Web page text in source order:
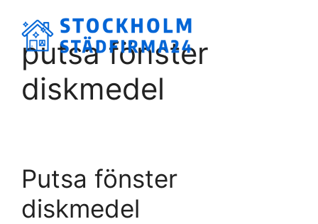
innehållputsa fönster
diskmedel
Putsa fönster
diskmedel